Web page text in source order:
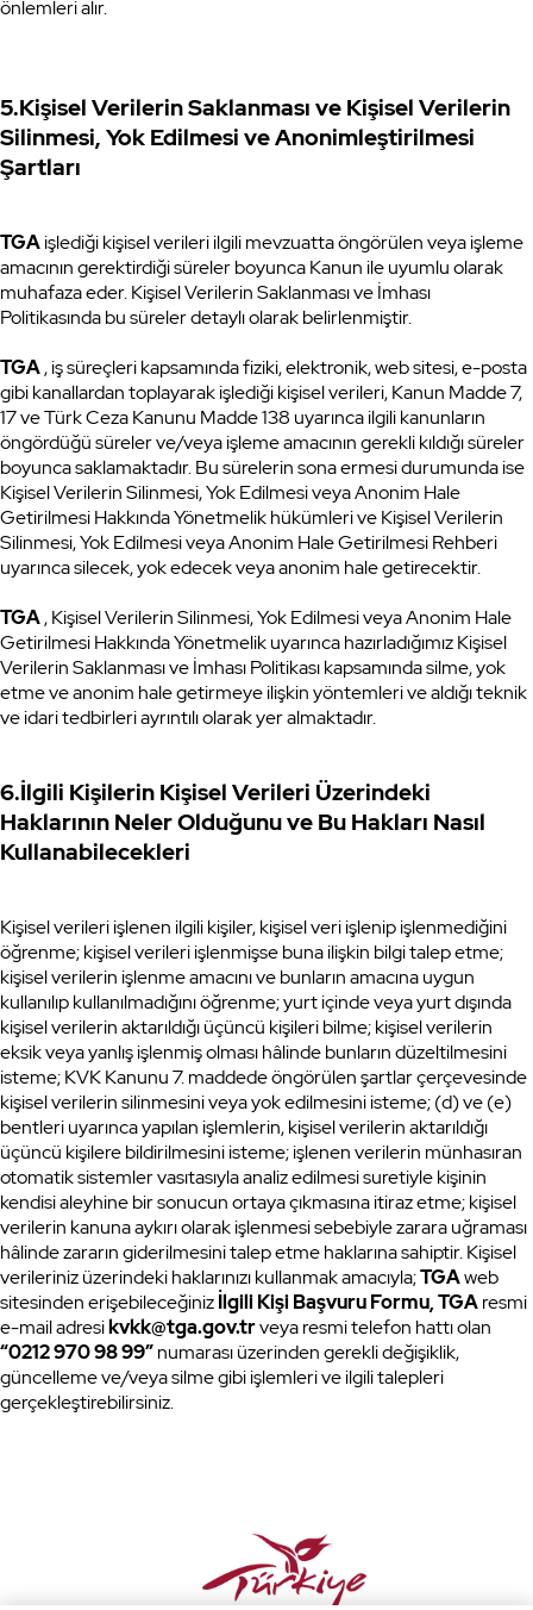
önlemleri alır.
5.Kişisel Verilerin Saklanması ve Kişisel Verilerin
Silinmesi, Yok Edilmesi ve Anonimleştirilmesi
Şartları
TGAişlediği kişisel verileri ilgili mevzuatta öngörülen veya işleme
amacının gerektirdiği süreler boyunca Kanun ile uyumlu olarak
muhafaza eder. Kişisel Verilerin Saklanması ve İmhası
Politikasında bu süreler detaylı olarak belirlenmiştir.
TGA, iş süreçleri kapsamında fiziki, elektronik, web sitesi, e-posta
gibi kanallardan toplayarak işlediği kişisel verileri, Kanun Madde 7,
17 ve Türk Ceza Kanunu Madde 138 uyarınca ilgili kanunların
öngördüğü süreler ve/veya işleme amacının gerekli kıldığı süreler
boyunca saklamaktadır. Bu sürelerin sona ermesi durumunda ise
Kişisel Verilerin Silinmesi, Yok Edilmesi veya Anonim Hale
Getirilmesi Hakkında Yönetmelik hükümleri ve Kişisel Verilerin
Silinmesi, Yok Edilmesi veya Anonim Hale Getirilmesi Rehberi
uyarınca silecek, yok edecek veya anonim hale getirecektir.
TGA, Kişisel Verilerin Silinmesi, Yok Edilmesi veya Anonim Hale
Getirilmesi Hakkında Yönetmelik uyarınca hazırladığımız Kişisel
Verilerin Saklanması ve İmhası Politikası kapsamında silme, yok
etme ve anonim hale getirmeye ilişkin yöntemleri ve aldığı teknik
ve idari tedbirleri ayrıntılı olarak yer almaktadır.
6.İlgili Kişilerin Kişisel Verileri Üzerindeki
Haklarının Neler Olduğunu ve Bu Hakları Nasıl
Kullanabilecekleri
Kişisel verileri işlenen ilgili kişiler, kişisel veri işlenip işlenmediğini
öğrenme; kişisel verileri işlenmişse buna ilişkin bilgi talep etme;
kişisel verilerin işlenme amacını ve bunların amacına uygun
kullanılıp kullanılmadığını öğrenme; yurt içinde veya yurt dışında
kişisel verilerin aktarıldığı üçüncü kişileri bilme; kişisel verilerin
eksik veya yanlış işlenmiş olması hâlinde bunların düzeltilmesini
isteme; KVK Kanunu 7. maddede öngörülen şartlar çerçevesinde
kişisel verilerin silinmesini veya yok edilmesini isteme; (d) ve (e)
bentleri uyarınca yapılan işlemlerin, kişisel verilerin aktarıldığı
üçüncü kişilere bildirilmesini isteme; işlenen verilerin münhasıran
otomatik sistemler vasıtasıyla analiz edilmesi suretiyle kişinin
kendisi aleyhine bir sonucun ortaya çıkmasına itiraz etme; kişisel
verilerin kanuna aykırı olarak işlenmesi sebebiyle zarara uğraması
hâlinde zararın giderilmesini talep etme haklarına sahiptir. Kişisel
verileriniz üzerindeki haklarınızı kullanmak amacıyla;TGAweb
sitesinden erişebileceğinizİlgili Kişi Başvuru Formu, TGAresmi
e-mail adresikvkk@tga.gov.trveya resmi telefon hattı olan
“0212 970 98 99”numarası üzerinden gerekli değişiklik,
güncelleme ve/veya silme gibi işlemleri ve ilgili talepleri
gerçekleştirebilirsiniz.